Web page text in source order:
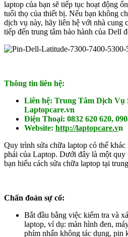
laptop của bạn sẽ tiếp tục hoạt động
tuổi thọ của thiết bị. Nếu bạn không
dịch vụ này, hãy liên hệ với nhà cung
tiếp đến trung tâm bảo hành của Dell
Thông tin liên hệ:
Liên hệ: Trung Tâm Dịch Vụ
Laptopcare.vn
Điện Thoại: 0832 620 620,
Website: http://laptopcare.vn
Quy trình sửa chữa laptop có thể
phải của Laptop. Dưới đây là một
bạn hiểu cách sửa chữa laptop tại
Chẩn đoán sự cố:
Bắt đầu bằng việc kiểm tra và
laptop, ví dụ: màn hình đen,
phím nhấn không tác dụng, pin